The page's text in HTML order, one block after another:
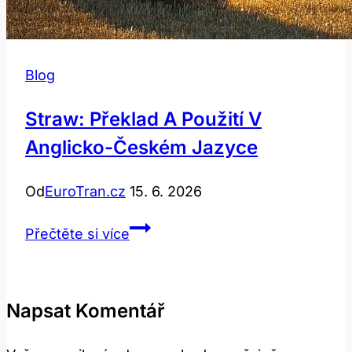
Blog
Straw: Překlad A Použití V
Anglicko-Českém Jazyce
OdEuroTran.cz 15. 6. 2026
Přečtěte si víceStraw:
v
Napsat Komentář